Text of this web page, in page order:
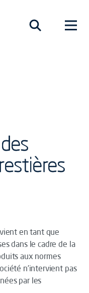
en tant que
dans le cadre de la
aux normes
n’intervient pas
par les